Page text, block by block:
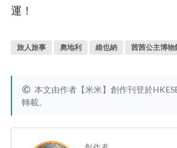
運！
旅人旅事 奧地利 維也納 茜茜公主博物
本文由作者【米米】創作刊登於
轉載。